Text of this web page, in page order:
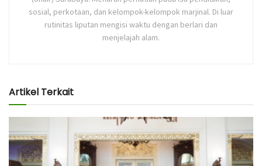
sosial, perkotaan, dan kelompok-kelompok marjinal. Di luar
rutinitas liputan mengisi waktu dengan berlari dan
menjelajah alam.
Artikel Terkait